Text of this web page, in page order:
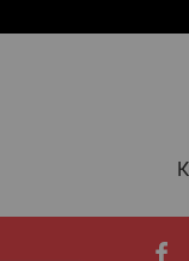
Это
Мы
прежде
стать